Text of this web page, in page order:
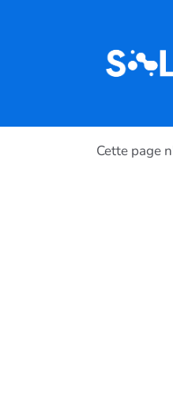
Cette page